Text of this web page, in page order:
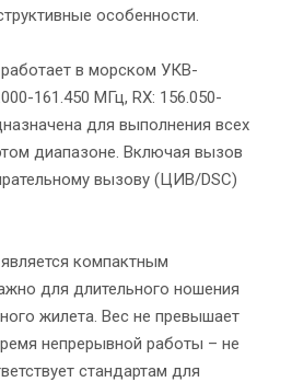
особенности.
в морском УКВ-
161.450 МГц, RX: 156.050-
для выполнения всех
диапазоне. Включая вызов
вызову (ЦИВ/DSC)
компактным
для длительного ношения
жилета. Вес не превышает
непрерывной работы – не
стандартам для